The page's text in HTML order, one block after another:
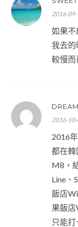
2016-
如果
我去
較慢而
DREAM
2016-
2016
都在
M8，
Line、
飯店
果飯
只能